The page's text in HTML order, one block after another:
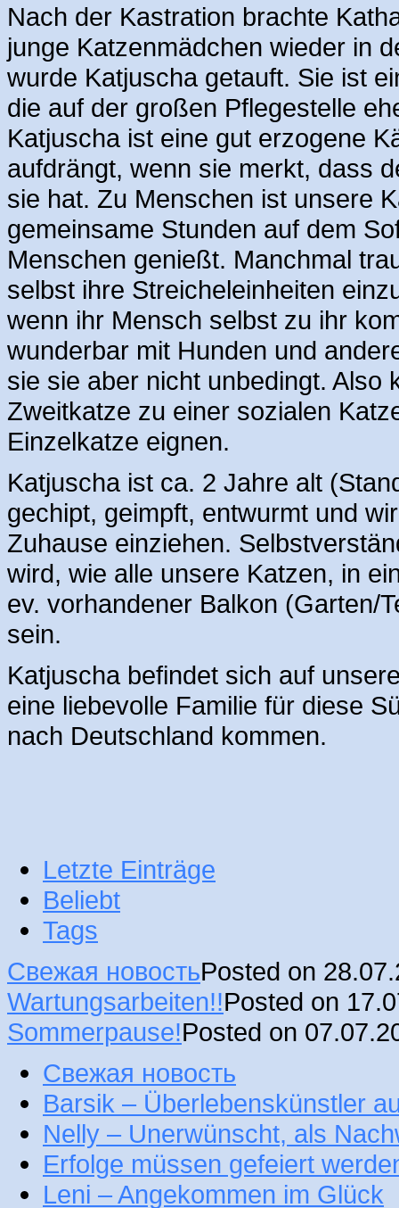
Nach der Kastration brachte
junge Katzenmädchen wieder in
wurde Katjuscha getauft. Sie ist
die auf der großen Pflegestelle
Katjuscha ist eine gut erzogene
aufdrängt, wenn sie merkt, dass
sie hat. Zu Menschen ist unsere
gemeinsame Stunden auf dem
Menschen genießt. Manchmal
selbst ihre Streicheleinheiten
wenn ihr Mensch selbst zu ihr
wunderbar mit Hunden und
sie sie aber nicht unbedingt. Also
Zweitkatze zu einer sozialen
Einzelkatze eignen.
Katjuscha ist ca. 2 Jahre alt
gechipt, geimpft, entwurmt und
Zuhause einziehen.
wird, wie alle unsere Katzen, in
ev. vorhandener Balkon (Garten/
sein.
Katjuscha befindet sich auf
eine liebevolle Familie für diese
nach Deutschland kommen.
Letzte Einträge
Beliebt
Tags
Свежая новостьPosted on
Wartungsarbeiten!!Posted on
Sommerpause!Posted on
Свежая новость
Barsik – Überlebenskünstler
Nelly – Unerwünscht, als
Erfolge müssen gefeiert
Leni – Angekommen im Glück